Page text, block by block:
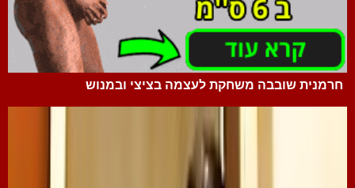
חרמנית שובבה משחקת לעצמה בציצי ובמנוש